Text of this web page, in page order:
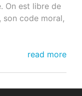
On est libre de
son code moral,
Oser
main
read more